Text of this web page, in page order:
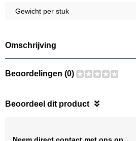
Gewicht per stuk
Omschrijving
Beoordelingen (0)
Beoordeel dit product